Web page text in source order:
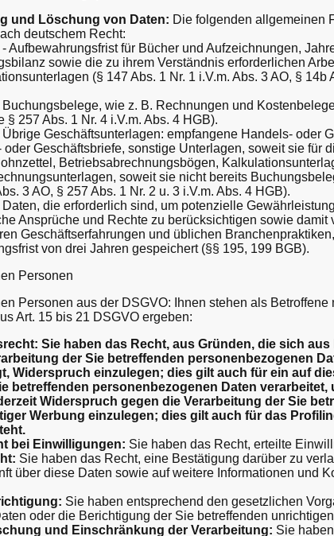
und Löschung von Daten: Die folgenden allgemeinen
deutschem Recht:
Aufbewahrungsfrist für Bücher und Aufzeichnungen,
sowie die zu ihrem Verständnis erforderlichen
(§ 147 Abs. 1 Nr. 1 i.V.m. Abs. 3 AO, § 14b
wie z. B. Rechnungen und
§ 257 Abs. 1 Nr. 4 i.V.m. Abs. 4 HGB).
Übrige Geschäftsunterlagen: empfangene Handels- oder
oder Geschäftsbriefe, sonstige Unterlagen, soweit sie für
Betriebsabrechnungsbögen,
soweit sie nicht bereits
3 AO, § 257 Abs. 1 Nr. 2 u. 3 i.V.m. Abs. 4 HGB).
Daten, die erforderlich sind, um potenzielle
Ansprüche und Rechte zu berücksichtigen sowie
Geschäftserfahrungen und üblichen
von drei Jahren gespeichert (§§ 195, 199 BGB).
Personen
Personen aus der DSGVO: Ihnen stehen als
Art. 15 bis 21 DSGVO ergeben:
Sie haben das Recht, aus Gründen, die sich
der Sie betreffenden personenbezogenen
Widerspruch einzulegen; dies gilt auch für ein auf
betreffenden personenbezogenen Daten
Widerspruch gegen die Verarbeitung der Sie
Werbung einzulegen; dies gilt auch für das
bei Einwilligungen: Sie haben das Recht, erteilte
Sie haben das Recht, eine Bestätigung darüber zu
über diese Daten sowie auf weitere Informationen und
Sie haben entsprechend den gesetzlichen
oder die Berichtigung der Sie betreffenden
und Einschränkung der Verarbeitung: Sie